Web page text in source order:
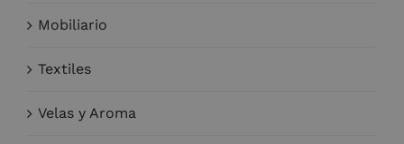
Mobiliario
Textiles
Velas y Aroma